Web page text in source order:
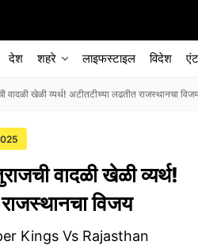
देश शहरे लाइफस्टाइल विदेश
खेळी व्यर्थ! अटीतटीच्या लढतीत राजस्थानचा
वादळी खेळी व्यर्थ!
विजय
Kings Vs Rajasthan